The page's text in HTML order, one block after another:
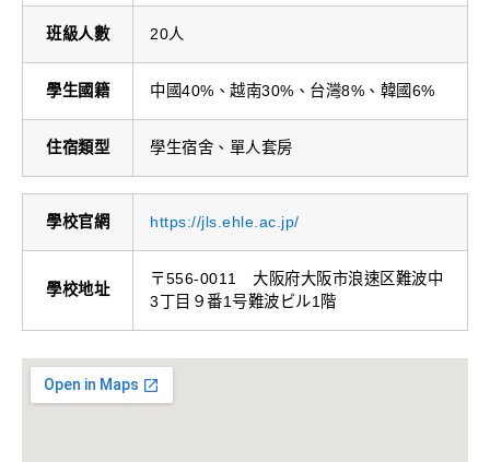
班級人數 20人
學生國籍 中國40%、越南30%、台灣8%、韓國6%
住宿類型 學生宿舍、單人套房
學校官網 https://jls.ehle.ac.jp/
學校地址
〒556-0011 大阪府大阪市浪速区難波中
3丁目９番1号難波ビル1階